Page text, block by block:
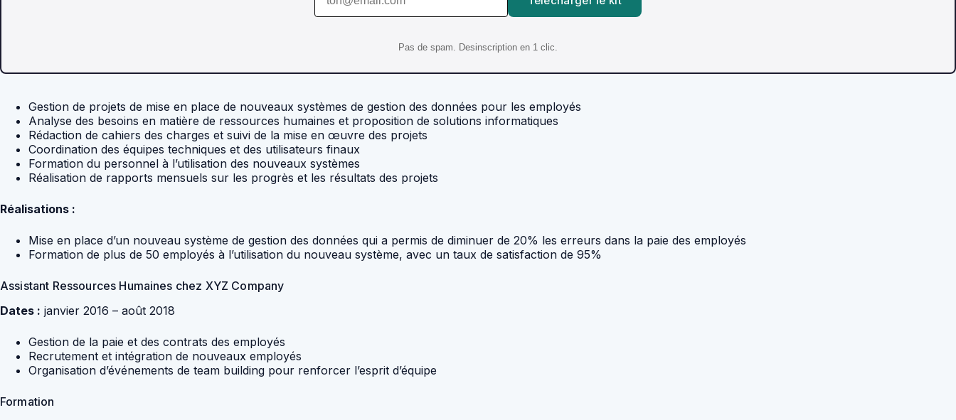
Pas de spam. Desinscription en 1 clic.
Gestion de projets de mise en place de nouveaux systèmes de gestion des données pour les employés
Analyse des besoins en matière de ressources humaines et proposition de solutions informatiques
Rédaction de cahiers des charges et suivi de la mise en œuvre des projets
Coordination des équipes techniques et des utilisateurs finaux
Formation du personnel à l’utilisation des nouveaux systèmes
Réalisation de rapports mensuels sur les progrès et les résultats des projets
Réalisations :
Mise en place d’un nouveau système de gestion des données qui a permis de diminuer de 20% les erreurs dans la paie des employés
Formation de plus de 50 employés à l’utilisation du nouveau système, avec un taux de satisfaction de 95%
Assistant Ressources Humaines chez XYZ Company
Dates : janvier 2016 – août 2018
Gestion de la paie et des contrats des employés
Recrutement et intégration de nouveaux employés
Organisation d’événements de team building pour renforcer l’esprit d’équipe
Formation